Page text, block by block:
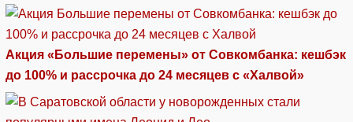
Акция «Большие перемены» от Совкомбанка: кешбэк
до 100% и рассрочка до 24 месяцев с «Халвой»